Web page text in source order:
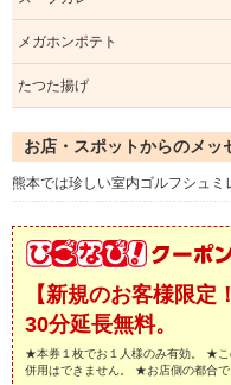
メガホンポテト
たつた揚げ
お店・スポットからのメッ
熊本では珍しい室内ゴルフシュミ
【新規のお客様限定
30分延長無料。
★本券１枚でお１人様のみ有効。 ★こ
併用はできません。 ★お店側の都合